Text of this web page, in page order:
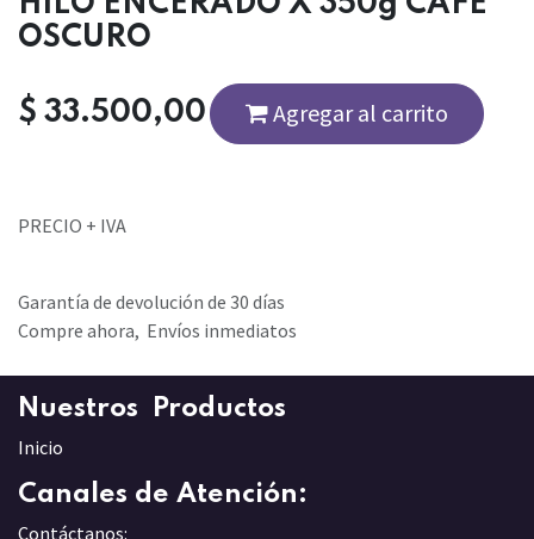
OSCURO
$ 33.500,00 Agregar al carrito
PRECIO + IVA
Garantía de devolución de 30 días
Compre ahora, Envíos inmediatos
Nuestros Productos
Inicio
Canales de Atención:
Contáctanos: